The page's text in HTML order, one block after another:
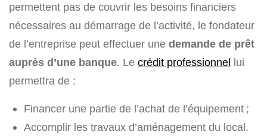
permettent pas de couvrir les besoins financiers
nécessaires au démarrage de l’activité, le fondateur
de l’entreprise peut effectuer une demande de prêt
auprès d’une banque. Le crédit professionnel lui
permettra de :
Financer une partie de l’achat de l’équipement ;
Accomplir les travaux d’aménagement du local.